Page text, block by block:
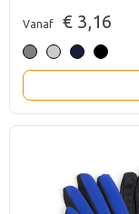
Vanaf € 3,16